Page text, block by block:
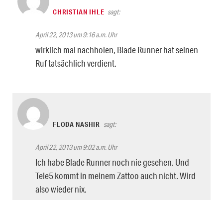
CHRISTIAN IHLE sagt:
April 22, 2013 um 9:16 a.m. Uhr
wirklich mal nachholen, Blade Runner hat seinen
Ruf tatsächlich verdient.
FLODA NASHIR sagt:
April 22, 2013 um 9:02 a.m. Uhr
Ich habe Blade Runner noch nie gesehen. Und
Tele5 kommt in meinem Zattoo auch nicht. Wird
also wieder nix.